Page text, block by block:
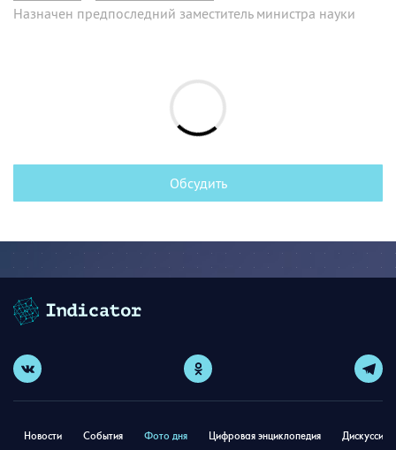
Назначен предпоследний заместитель министра науки
Обсудить
Новости События Фото дня Цифровая энциклопедия